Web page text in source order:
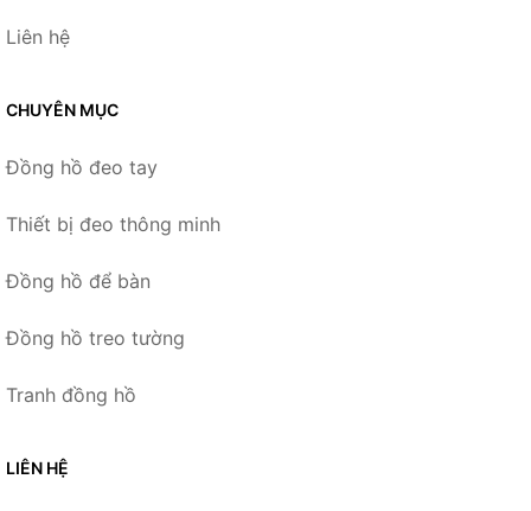
Liên hệ
CHUYÊN MỤC
Đồng hồ đeo tay
Thiết bị đeo thông minh
Đồng hồ để bàn
Đồng hồ treo tường
Tranh đồng hồ
LIÊN HỆ